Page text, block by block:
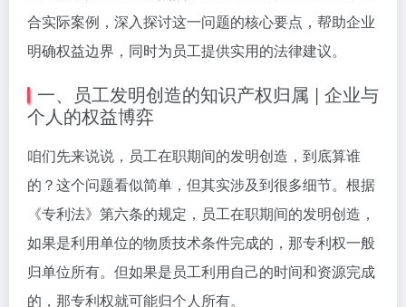
合实际案例，深入探讨这一问题的核心要点，帮助企业
明确权益边界，同时为员工提供实用的法律建议。
一、员工发明创造的知识产权归属 | 企业与
个人的权益博弈
咱们先来说说，员工在职期间的发明创造，到底算谁
的？这个问题看似简单，但其实涉及到很多细节。根据
《专利法》第六条的规定，员工在职期间的发明创造，
如果是利用单位的物质技术条件完成的，那专利权一般
归单位所有。但如果是员工利用自己的时间和资源完成
的，那专利权就可能归个人所有。